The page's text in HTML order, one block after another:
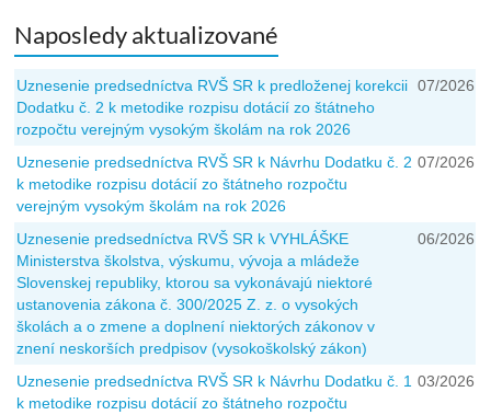
Naposledy aktualizované
Uznesenie predsedníctva RVŠ SR k predloženej korekcii
Dodatku č. 2 k metodike rozpisu dotácií zo štátneho
rozpočtu verejným vysokým školám na rok 2026
07/2026
Uznesenie predsedníctva RVŠ SR k Návrhu Dodatku č. 2
k metodike rozpisu dotácií zo štátneho rozpočtu
verejným vysokým školám na rok 2026
07/2026
Uznesenie predsedníctva RVŠ SR k VYHLÁŠKE
Ministerstva školstva, výskumu, vývoja a mládeže
Slovenskej republiky, ktorou sa vykonávajú niektoré
ustanovenia zákona č. 300/2025 Z. z. o vysokých
školách a o zmene a doplnení niektorých zákonov v
znení neskorších predpisov (vysokoškolský zákon)
06/2026
Uznesenie predsedníctva RVŠ SR k Návrhu Dodatku č. 1
k metodike rozpisu dotácií zo štátneho rozpočtu
03/2026